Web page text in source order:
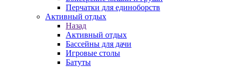
Перчатки для единоборств
Активный отдых
Назад
Активный отдых
Бассейны для дачи
Игровые столы
Батуты